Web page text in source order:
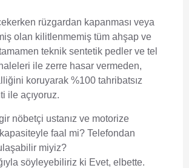
rüzgardan kapanması veya
olan kilitlenmemiş tüm ahşap ve
teknik sentetik pedler ve tel
ile zerre hasar vermeden,
koruyarak %100 tahribatsız
ile açıyoruz.
nöbetçi ustanız ve motorize
faal mi? Telefondan
miyiz?
söyleyebiliriz ki Evet, elbette.